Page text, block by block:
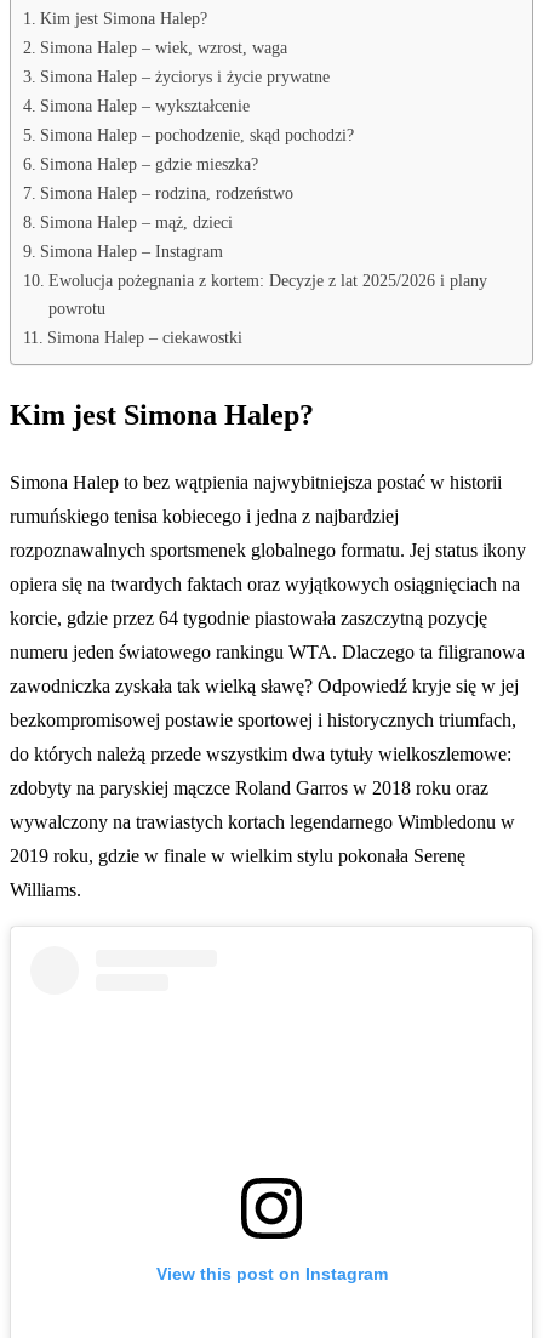
Kim jest Simona Halep?
Simona Halep – wiek, wzrost, waga
Simona Halep – życiorys i życie prywatne
Simona Halep – wykształcenie
Simona Halep – pochodzenie, skąd pochodzi?
Simona Halep – gdzie mieszka?
Simona Halep – rodzina, rodzeństwo
Simona Halep – mąż, dzieci
Simona Halep – Instagram
Ewolucja pożegnania z kortem: Decyzje z lat 2025/2026 i plany
powrotu
Simona Halep – ciekawostki
Kim jest Simona Halep?
Simona Halep to bez wątpienia najwybitniejsza postać w historii
rumuńskiego tenisa kobiecego i jedna z najbardziej
rozpoznawalnych sportsmenek globalnego formatu. Jej status ikony
opiera się na twardych faktach oraz wyjątkowych osiągnięciach na
korcie, gdzie przez 64 tygodnie piastowała zaszczytną pozycję
numeru jeden światowego rankingu WTA. Dlaczego ta filigranowa
zawodniczka zyskała tak wielką sławę? Odpowiedź kryje się w jej
bezkompromisowej postawie sportowej i historycznych triumfach,
do których należą przede wszystkim dwa tytuły wielkoszlemowe:
zdobyty na paryskiej mączce Roland Garros w 2018 roku oraz
wywalczony na trawiastych kortach legendarnego Wimbledonu w
2019 roku, gdzie w finale w wielkim stylu pokonała Serenę
Williams.
View this post on Instagram